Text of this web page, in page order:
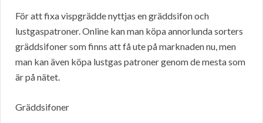
För att fixa vispgrädde nyttjas en gräddsifon och
lustgaspatroner. Online kan man köpa annorlunda sorters
gräddsifoner som finns att få ute på marknaden nu, men
man kan även köpa lustgas patroner genom de mesta som
är på nätet.
Gräddsifoner